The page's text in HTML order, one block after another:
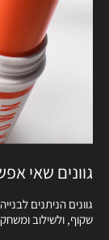
גוונים שאי
גוונים הניתנים
שקוף, ולשילוב